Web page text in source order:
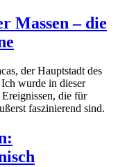
Massen – die
der Hauptstadt des
wurde in dieser
die für
faszinierend sind.